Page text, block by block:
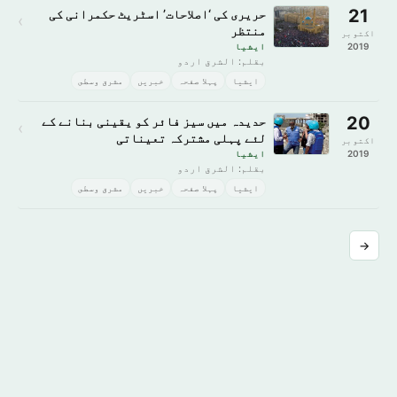
21
اکتوبر
2019
حریری کی ‘اصلاحات’ اسٹریٹ حکمرانی کی
منتظر
ايشيا
بقلم: الشرق اردو
ايشيا پہلا صفحہ خبريں مشرق وسطى
›
20
اکتوبر
2019
حدیدہ میں سیز فائر کو یقینی بنانے کے
لئے پہلی مشترکہ تعیناتی
ايشيا
بقلم: الشرق اردو
ايشيا پہلا صفحہ خبريں مشرق وسطى
›
→